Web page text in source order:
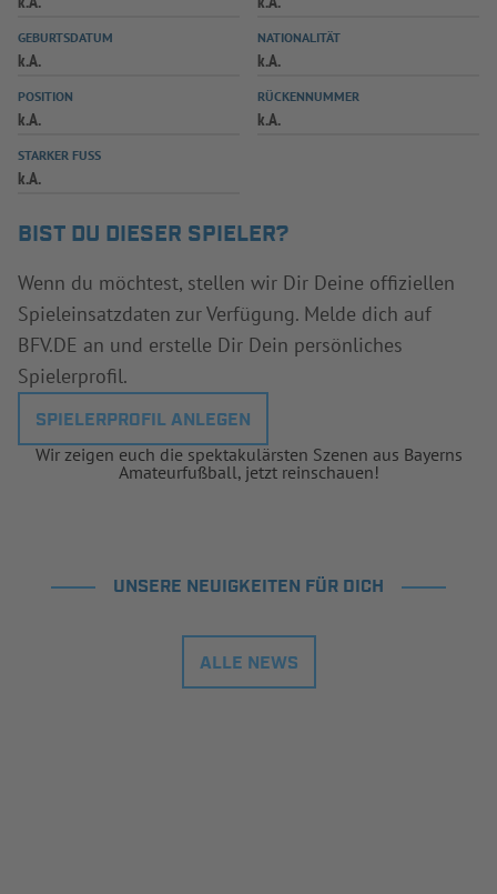
SPIELPLUS
GEBURTSDATUM
k.A.
NATIONALITÄT
k.A.
POSITION
k.A.
RÜCKENNUMMER
k.A.
STARKER FUSS
k.A.
BIST DU DIESER SPIELER?
Wenn du möchtest, stellen wir Dir Deine offiziellen
Spieleinsatzdaten zur Verfügung. Melde dich auf
BFV.DE an und erstelle Dir Dein persönliches
Spielerprofil.
SPIELERPROFIL ANLEGEN
Wir zeigen euch die spektakulärsten Szenen aus Bayerns
Amateurfußball, jetzt reinschauen!
UNSERE NEUIGKEITEN FÜR DICH
ALLE NEWS